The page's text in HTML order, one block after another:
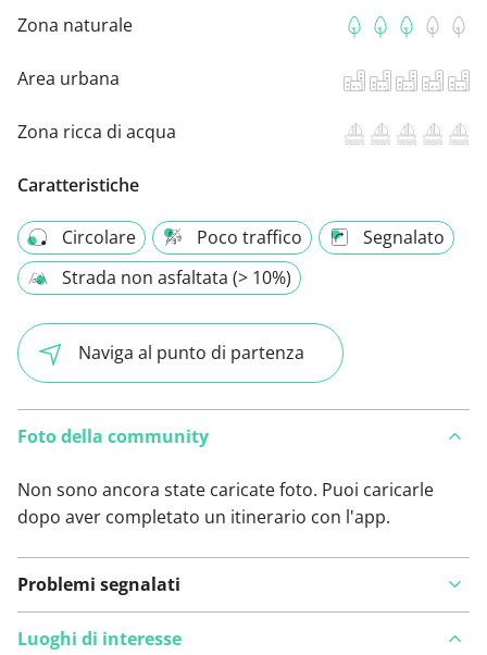
Zona naturale
Area urbana
Zona ricca di acqua
Caratteristiche
Circolare Poco traffico
Segnalato
Strada non asfaltata (> 10%)
Naviga al punto di partenza
Foto della community
Non sono ancora state caricate foto. Puoi caricarle
dopo aver completato un itinerario con l'app.
Problemi segnalati
Luoghi di interesse